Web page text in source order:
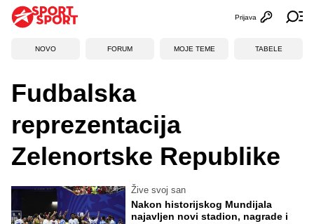
Otvori
Prijava
NOVO FORUM MOJE TEME TABELE
Fudbalska
reprezentacija
Zelenortske Republike
Žive svoj san
Nakon historijskog Mundijala
najavljen novi stadion, nagrade i